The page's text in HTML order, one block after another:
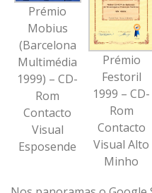
Prémio
Mobius
(Barcelona
Multimédia
1999) – CD-
Rom
Contacto
Visual
Esposende
Prémio
Festoril
1999 – CD-
Rom
Contacto
Visual Alto
Minho